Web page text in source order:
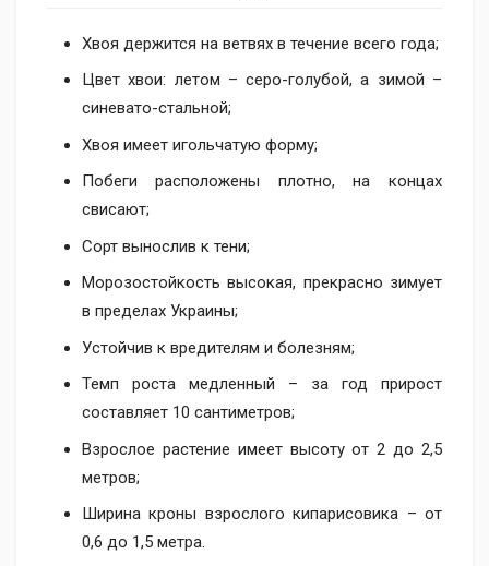
Хвоя держится на ветвях в течение всего года;
Цвет хвои: летом – серо-голубой, а зимой –
синевато-стальной;
Хвоя имеет игольчатую форму;
Побеги расположены плотно, на концах
свисают;
Сорт вынослив к тени;
Морозостойкость высокая, прекрасно зимует
в пределах Украины;
Устойчив к вредителям и болезням;
Темп роста медленный – за год прирост
составляет 10 сантиметров;
Взрослое растение имеет высоту от 2 до 2,5
метров;
Ширина кроны взрослого кипарисовика – от
0,6 до 1,5 метра.